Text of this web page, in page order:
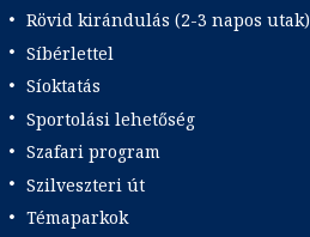
Rövid kirándulás (2-3 napos utak)
Síbérlettel
Síoktatás
Sportolási lehetőség
Szafari program
Szilveszteri út
Témaparkok